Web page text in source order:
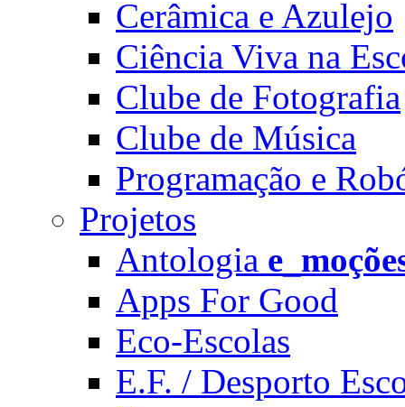
Cerâmica e Azulejo
Ciência Viva na
Clube de Fotografia
Clube de Música
Programação e
Projetos
Antologia
Apps For Good
Eco-Escolas
E.F. / Desporto